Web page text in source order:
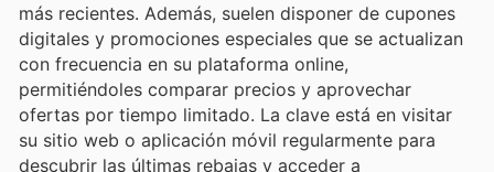
más recientes. Además, suelen disponer de cupones
digitales y promociones especiales que se actualizan
con frecuencia en su plataforma online,
permitiéndoles comparar precios y aprovechar
ofertas por tiempo limitado. La clave está en visitar
su sitio web o aplicación móvil regularmente para
descubrir las últimas rebajas y acceder a